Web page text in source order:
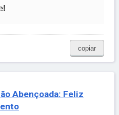
copiar
Abençoada: Feliz